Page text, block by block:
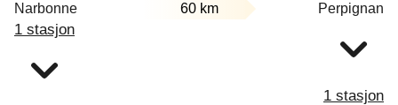
Narbonne 60 km Perpignan
1 stasjon
1 stasjon